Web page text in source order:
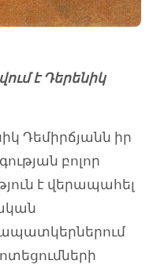
է Դերենիկ
Դեմիրճյանն իր
բոլոր
է վերապահել